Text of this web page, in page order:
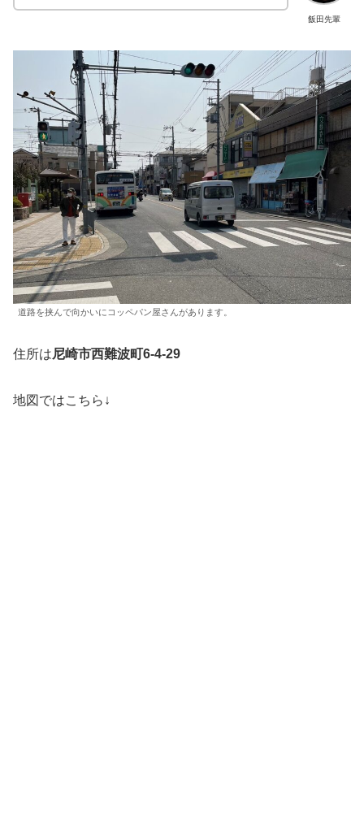
飯田先輩
道路を挟んで向かいにコッペパン屋さんがあります。
住所は尼崎市西難波町6-4-29
地図ではこちら↓